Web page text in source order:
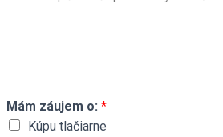
Mám záujem o: *
Kúpu tlačiarne